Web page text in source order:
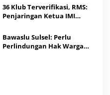
UMKM Desa Belawae
36 Klub Terverifikasi, RMS:
Penjaringan Ketua IMI
Berhak Maju
Bawaslu Sulsel: Perlu
Perlindungan Hak Warga